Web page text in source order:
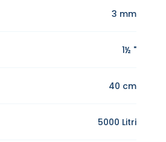
3 mm
1½ "
40 cm
5000 Litri